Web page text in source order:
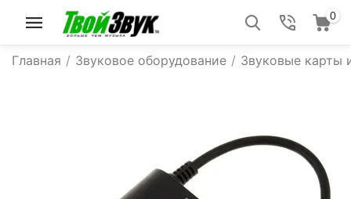
0
Главная / Звуковое оборудование / Звуковые карты